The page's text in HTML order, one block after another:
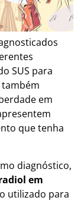
SUS para
em
que tenha
diagnóstico,
em
utilizado para